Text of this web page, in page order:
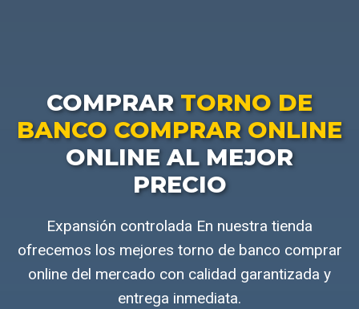
COMPRAR TORNO DE
BANCO COMPRAR ONLINE
ONLINE AL MEJOR
PRECIO
Expansión controlada En nuestra tienda
ofrecemos los mejores torno de banco comprar
online del mercado con calidad garantizada y
entrega inmediata.